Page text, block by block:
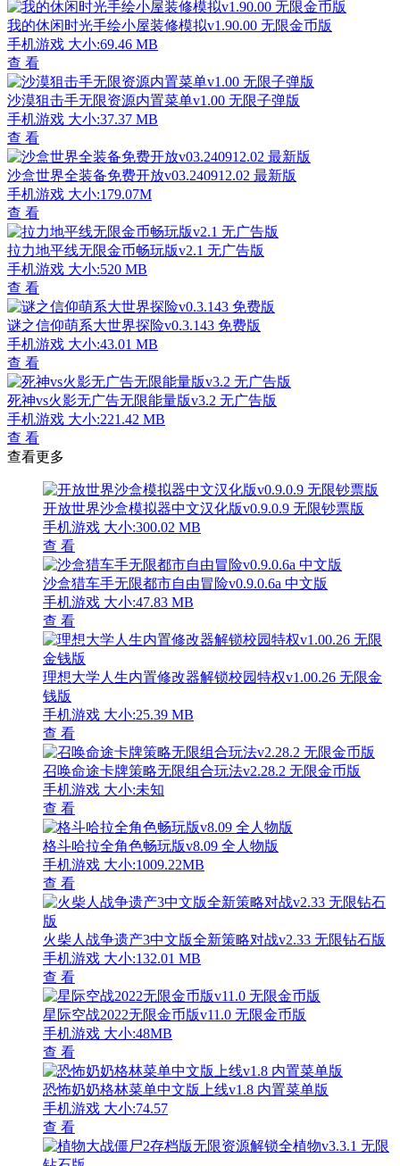
我的休闲时光手绘小屋装修模拟v1.90.00 无限金币版
手机游戏 大小:69.46 MB
查 看
沙漠狙击手无限资源内置菜单v1.00 无限子弹版
手机游戏 大小:37.37 MB
查 看
沙盒世界全装备免费开放v03.240912.02 最新版
手机游戏 大小:179.07M
查 看
拉力地平线无限金币畅玩版v2.1 无广告版
手机游戏 大小:520 MB
查 看
谜之信仰萌系大世界探险v0.3.143 免费版
手机游戏 大小:43.01 MB
查 看
死神vs火影无广告无限能量版v3.2 无广告版
手机游戏 大小:221.42 MB
查 看
查看更多
开放世界沙盒模拟器中文汉化版v0.9.0.9 无限钞票版
手机游戏 大小:300.02 MB
查 看
沙盒猎车手无限都市自由冒险v0.9.0.6a 中文版
手机游戏 大小:47.83 MB
查 看
理想大学人生内置修改器解锁校园特权v1.00.26 无限金
钱版
手机游戏 大小:25.39 MB
查 看
召唤命途卡牌策略无限组合玩法v2.28.2 无限金币版
手机游戏 大小:未知
查 看
格斗哈拉全角色畅玩版v8.09 全人物版
手机游戏 大小:1009.22MB
查 看
火柴人战争遗产3中文版全新策略对战v2.33 无限钻石版
手机游戏 大小:132.01 MB
查 看
星际空战2022无限金币版v11.0 无限金币版
手机游戏 大小:48MB
查 看
恐怖奶奶格林菜单中文版上线v1.8 内置菜单版
手机游戏 大小:74.57
查 看